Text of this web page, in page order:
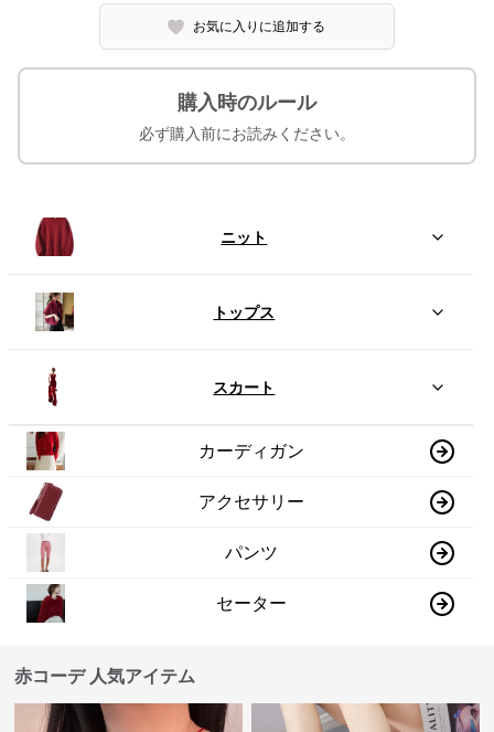
お気に入りに追加する
購入時のルール
必ず購入前にお読みください。
ニット
トップス
スカート
カーディガン
アクセサリー
パンツ
セーター
赤コーデ 人気アイテム